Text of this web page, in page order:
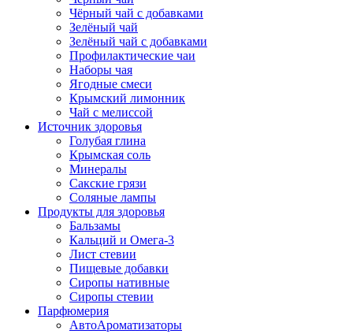
Чёрный чай с добавками
Зелёный чай
Зелёный чай с добавками
Профилактические чаи
Наборы чая
Ягодные смеси
Крымский лимонник
Чай с мелиссой
Источник здоровья
Голубая глина
Крымская соль
Минералы
Сакские грязи
Соляные лампы
Продукты для здоровья
Бальзамы
Кальций и Омега-3
Лист стевии
Пищевые добавки
Сиропы нативные
Сиропы стевии
Парфюмерия
АвтоАроматизаторы